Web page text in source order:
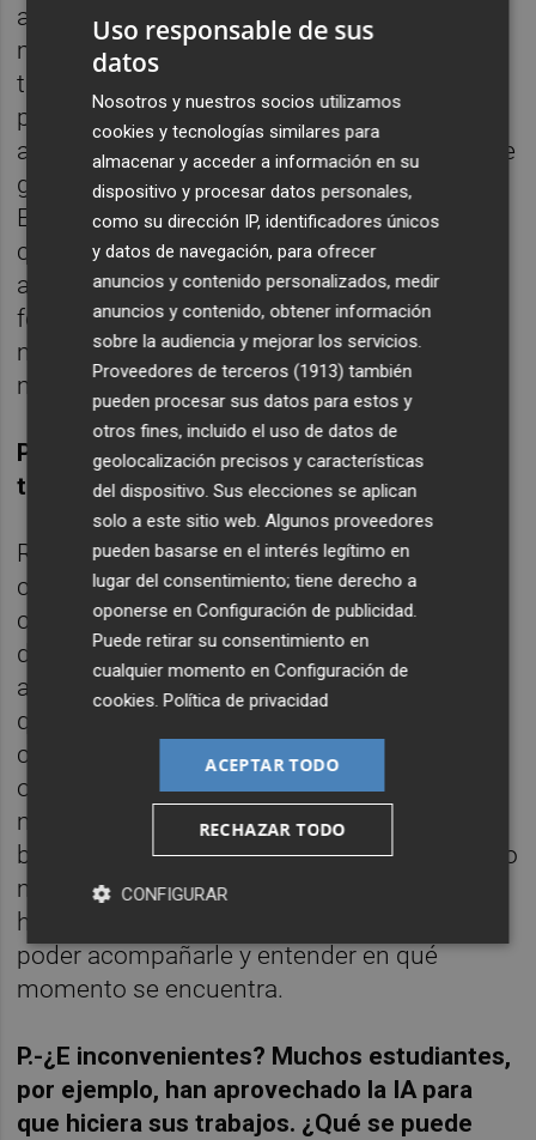
asistentes que les permitan ir un poquito
más en detalle en algunas explicaciones, o
tutores virtuales. Y el tercer grupo es en el
plano del centro educativo o
administraciones, todos los procesos que se
gestionan dentro de una consejería de
Educación, de un ministerio o de un propio
centro, documentaciones, programaciones
anuales… Todo esto se puede hacer de una
forma muy rápida y va a permitir que con
menos esfuerzos se puedan hacer muchas
más cosas y llegar mejor al estudiante.
P.-¿Centrarse en lo importante y dejar las
tareas tediosas a la máquina?
R.-Correcto. Yo me muevo por todas las
comunidades autónomas, por todo tipo de
centros, y se escucha mucho la necesidad
de desburocratizar, de quitar burocracia
administrativa al día a día del docente para
que tenga mucho más tiempo para
centrarse en el alumno. Creo que es una
oportunidad fantástica para dejar que las
máquinas hagan aquello que hacen muy
bien y que los docentes puedan tener mucho
más tiempo para centrarse en la parte
humana, en mirar a los ojos a un estudiante,
poder acompañarle y entender en qué
momento se encuentra.
P.-¿E inconvenientes? Muchos estudiantes,
por ejemplo, han aprovechado la IA para
que hiciera sus trabajos. ¿Qué se puede
Uso responsable de sus
datos
Nosotros y nuestros socios utilizamos
cookies y tecnologías similares para
almacenar y acceder a información en su
dispositivo y procesar datos personales,
como su dirección IP, identificadores únicos
y datos de navegación, para ofrecer
anuncios y contenido personalizados, medir
anuncios y contenido, obtener información
sobre la audiencia y mejorar los servicios.
Proveedores de terceros (1913) también
pueden procesar sus datos para estos y
otros fines, incluido el uso de datos de
geolocalización precisos y características
del dispositivo. Sus elecciones se aplican
solo a este sitio web. Algunos proveedores
pueden basarse en el interés legítimo en
lugar del consentimiento; tiene derecho a
oponerse enConfiguración de publicidad.
Puede retirar su consentimiento en
cualquier momento enConfiguración de
cookies.Política de privacidad
ACEPTAR TODO
RECHAZAR TODO
CONFIGURAR